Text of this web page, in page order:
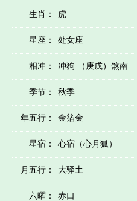
生肖： 虎
星座： 处女座
相冲： 冲狗 （庚戌）煞南
季节： 秋季
年五行： 金箔金
星宿： 心宿（心月狐）
月五行： 大驿土
六曜： 赤口